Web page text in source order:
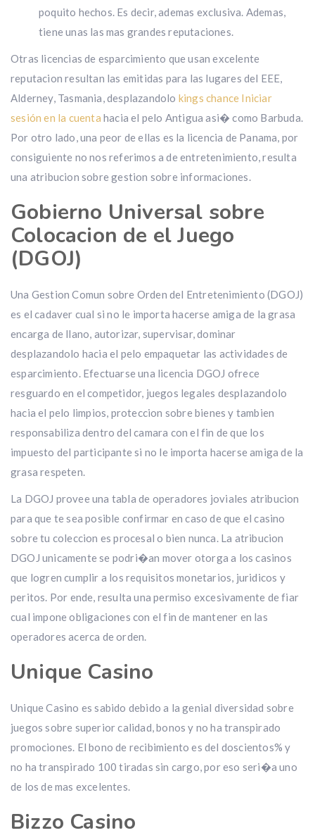
poquito hechos. Es decir, ademas exclusiva. Ademas,
tiene unas las mas grandes reputaciones.
Otras licencias de esparcimiento que usan excelente
reputacion resultan las emitidas para las lugares del EEE,
Alderney, Tasmania, desplazandolo kings chance Iniciar
sesión en la cuenta hacia el pelo Antigua asi� como Barbuda.
Por otro lado, una peor de ellas es la licencia de Panama, por
consiguiente no nos referimos a de entretenimiento, resulta
una atribucion sobre gestion sobre informaciones.
Gobierno Universal sobre
Colocacion de el Juego
(DGOJ)
Una Gestion Comun sobre Orden del Entretenimiento (DGOJ)
es el cadaver cual si no le importa hacerse amiga de la grasa
encarga de llano, autorizar, supervisar, dominar
desplazandolo hacia el pelo empaquetar las actividades de
esparcimiento. Efectuarse una licencia DGOJ ofrece
resguardo en el competidor, juegos legales desplazandolo
hacia el pelo limpios, proteccion sobre bienes y tambien
responsabiliza dentro del camara con el fin de que los
impuesto del participante si no le importa hacerse amiga de la
grasa respeten.
La DGOJ provee una tabla de operadores joviales atribucion
para que te sea posible confirmar en caso de que el casino
sobre tu coleccion es procesal o bien nunca. La atribucion
DGOJ unicamente se podri�an mover otorga a los casinos
que logren cumplir a los requisitos monetarios, juridicos y
peritos. Por ende, resulta una permiso excesivamente de fiar
cual impone obligaciones con el fin de mantener en las
operadores acerca de orden.
Unique Casino
Unique Casino es sabido debido a la genial diversidad sobre
juegos sobre superior calidad, bonos y no ha transpirado
promociones. El bono de recibimiento es del doscientos% y
no ha transpirado 100 tiradas sin cargo, por eso seri�a uno
de los de mas excelentes.
Bizzo Casino